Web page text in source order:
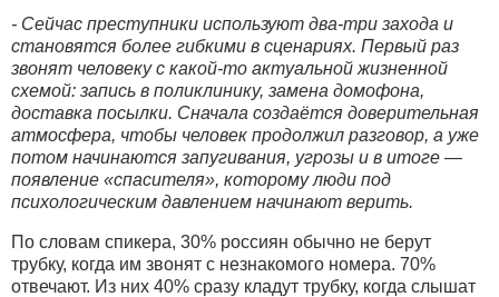
- Сейчас преступники используют два-три захода и
становятся более гибкими в сценариях. Первый раз
звонят человеку с какой-то актуальной жизненной
схемой: запись в поликлинику, замена домофона,
доставка посылки. Сначала создаётся доверительная
атмосфера, чтобы человек продолжил разговор, а уже
потом начинаются запугивания, угрозы и в итоге ―
появление «спасителя», которому люди под
психологическим давлением начинают верить.
По словам спикера, 30% россиян обычно не берут
трубку, когда им звонят с незнакомого номера. 70%
отвечают. Из них 40% сразу кладут трубку, когда слышат